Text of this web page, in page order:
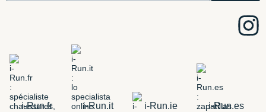
i-Run.fr i-Run.it i-Run.ie i-Run.es